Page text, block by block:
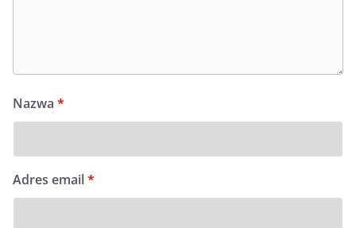
Nazwa *
Adres email*